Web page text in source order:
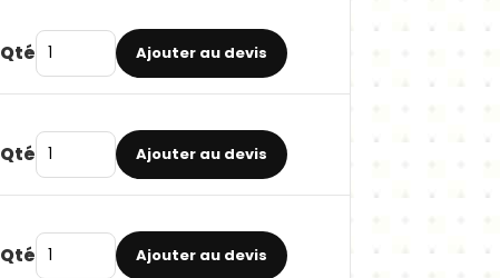
Qté Ajouter au devis
Qté Ajouter au devis
Qté Ajouter au devis